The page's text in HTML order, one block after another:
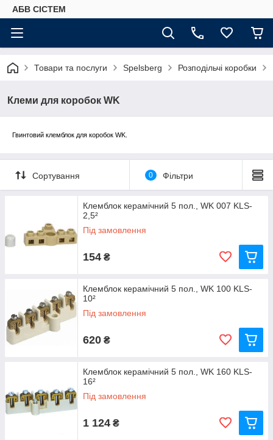
АБВ СІСТЕМ
Товари та послуги Spelsberg Розподільчі коробки
Клеми для коробок WK
Гвинтовий клемблок для коробок WK.
Сортування 0 Фільтри
Клемблок керамічний 5 пол., WK 007 KLS-
2,5²
Під замовлення
154 ₴
Клемблок керамічний 5 пол., WK 100 KLS-
10²
Під замовлення
620 ₴
Клемблок керамічний 5 пол., WK 160 KLS-
16²
Під замовлення
1 124 ₴